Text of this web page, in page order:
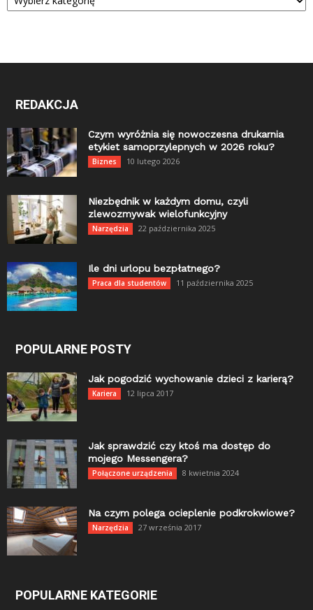
REDAKCJA
Czym wyróżnia się nowoczesna drukarnia
etykiet samoprzylepnych w 2026 roku?
Biznes 10 lutego 2026
Niezbędnik w każdym domu, czyli
zlewozmywak wielofunkcyjny
Narzędzia 22 października 2025
Ile dni urlopu bezpłatnego?
Praca dla studentów 11 października 2025
POPULARNE POSTY
Jak pogodzić wychowanie dzieci z karierą?
Kariera 12 lipca 2017
Jak sprawdzić czy ktoś ma dostęp do
mojego Messengera?
Połączone urządzenia 8 kwietnia 2024
Na czym polega ocieplenie podkrokwiowe?
Narzędzia 27 września 2017
POPULARNE KATEGORIE